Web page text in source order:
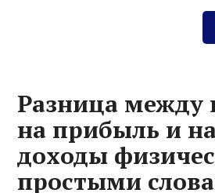
Разница между
на прибыль и
доходы
простыми